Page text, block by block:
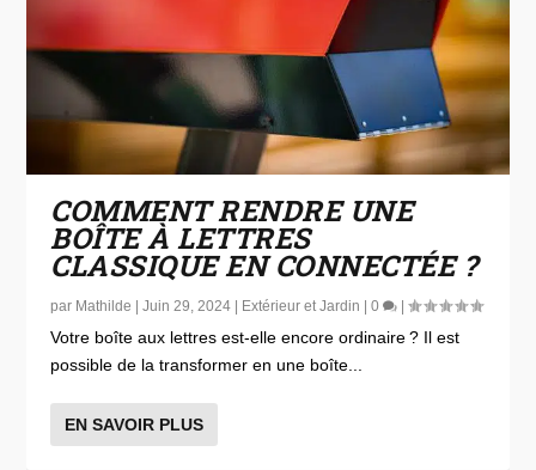
COMMENT RENDRE UNE
BOÎTE À LETTRES
CLASSIQUE EN CONNECTÉE ?
par Mathilde |Juin 29, 2024 | Extérieur et Jardin |0 |
Votre boîte aux lettres est-elle encore ordinaire ? Il est
possible de la transformer en une boîte...
EN SAVOIR PLUS